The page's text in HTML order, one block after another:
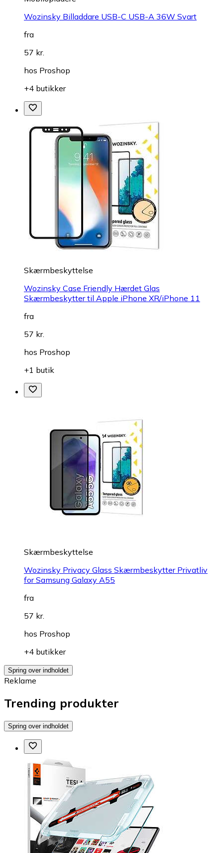
Wozinsky Billaddare USB-C USB-A 36W Svart
fra
57 kr.
hos Proshop
+4 butikker
Skærmbeskyttelse
Wozinsky Case Friendly Hærdet Glas
Skærmbeskytter til Apple iPhone XR/iPhone 11
fra
57 kr.
hos Proshop
+1 butik
Skærmbeskyttelse
Wozinsky Privacy Glass Skærmbeskytter Privatliv
for Samsung Galaxy A55
fra
57 kr.
hos Proshop
+4 butikker
Spring over indholdet
Reklame
Trending produkter
Spring over indholdet